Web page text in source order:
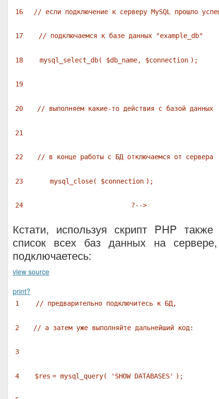
16 // если подключение к серверу MySQL прошло
17 // подключаемся к базе данных "example_db"
18 mysql_select_db( $db_name, $connection );
19
20 // выполняем какие-то действия с базой данных
21
22 // в конце работы с БД отключаемся от сервера
23 mysql_close( $connection );
24 ?-->
Кстати, используя скрипт PHP
список всех баз данных на
подключаетесь:
view source
print?
1 // предварительно подключитесь к БД,
2 // а затем уже выполняйте дальнейший код:
3
4 $res = mysql_query( 'SHOW DATABASES' );